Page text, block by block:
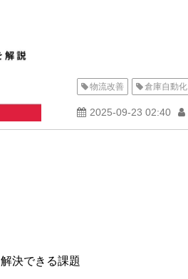
物流改善 倉庫自動化
2025-09-23 02:40
解決できる課題